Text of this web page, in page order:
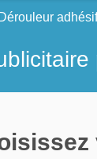
Dérouleur